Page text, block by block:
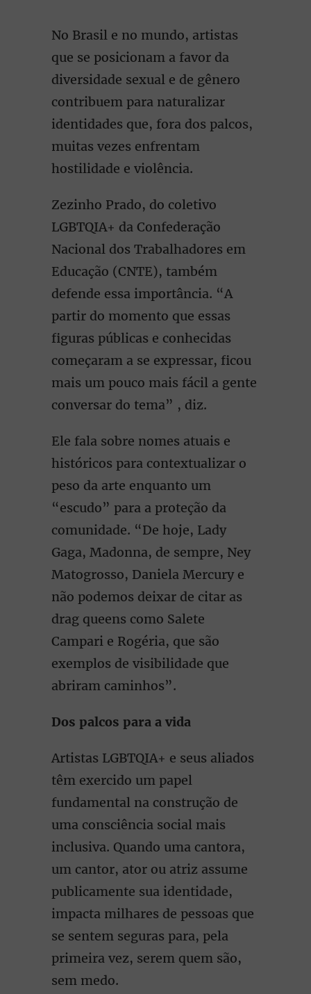
No Brasil e no mundo, artistas
que se posicionam a favor da
diversidade sexual e de gênero
contribuem para naturalizar
identidades que, fora dos palcos,
muitas vezes enfrentam
hostilidade e violência.
Zezinho Prado, do coletivo
LGBTQIA+ da Confederação
Nacional dos Trabalhadores em
Educação (CNTE), também
defende essa importância. “A
partir do momento que essas
figuras públicas e conhecidas
começaram a se expressar, ficou
mais um pouco mais fácil a gente
conversar do tema” , diz.
Ele fala sobre nomes atuais e
históricos para contextualizar o
peso da arte enquanto um
“escudo” para a proteção da
comunidade. “De hoje, Lady
Gaga, Madonna, de sempre, Ney
Matogrosso, Daniela Mercury e
não podemos deixar de citar as
drag queens como Salete
Campari e Rogéria, que são
exemplos de visibilidade que
abriram caminhos”.
Dos palcos para a vida
Artistas LGBTQIA+ e seus aliados
têm exercido um papel
fundamental na construção de
uma consciência social mais
inclusiva. Quando uma cantora,
um cantor, ator ou atriz assume
publicamente sua identidade,
impacta milhares de pessoas que
se sentem seguras para, pela
primeira vez, serem quem são,
sem medo.